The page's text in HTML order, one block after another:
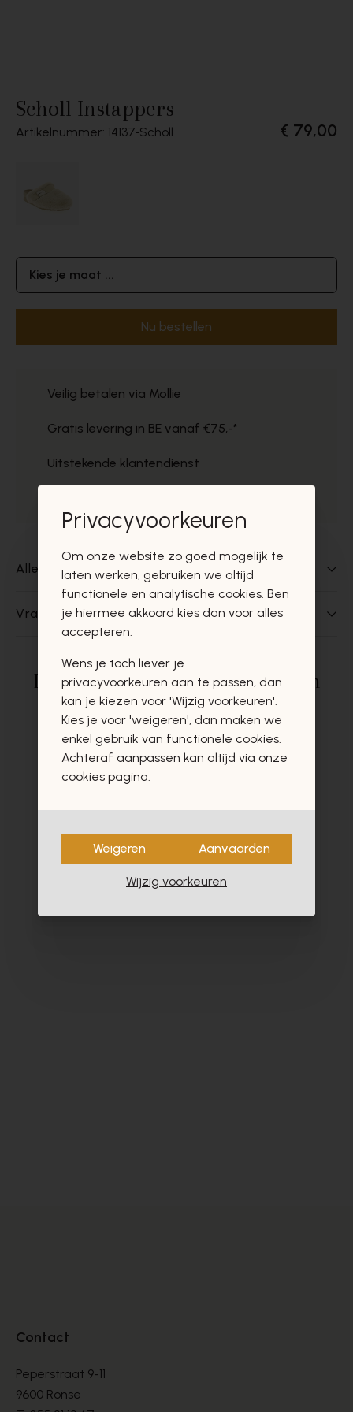
Scholl Instappers
Artikelnummer: 14137 Scholl € 79,00
Kies je maat ...
Nu bestellen
Veilig betalen via Mollie
Gratis levering in BE vanaf €75,-*
Uitstekende klantendienst
Alles over dit product
Vragen over dit product?
Deze producten zullen u zeker en
vast ook interesseren
Contact
Peperstraat 9-11
9600 Ronse
Privacyvoorkeuren
Om onze website zo goed mogelijk te
laten werken, gebruiken we altijd
functionele en analytische cookies. Ben
je hiermee akkoord kies dan voor alles
accepteren.
Wens je toch liever je
privacyvoorkeuren aan te passen, dan
kan je kiezen voor 'Wijzig voorkeuren'.
Kies je voor 'weigeren', dan maken we
enkel gebruik van functionele cookies.
Achteraf aanpassen kan altijd via onze
cookies pagina.
Weigeren Aanvaarden
Wijzig voorkeuren